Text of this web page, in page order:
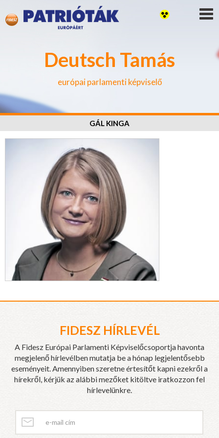
Deutsch Tamás
európai parlamenti képviselő
GÁL KINGA
FIDESZ HÍRLEVÉL
A Fidesz Európai Parlamenti Képviselőcsoportja havonta
megjelenő hírlevélben mutatja be a hónap legjelentősebb
eseményeit. Amennyiben szeretne értesítőt kapni ezekről a
hírekről, kérjük az alábbi mezőket kitöltve iratkozzon fel
hírlevelünkre.